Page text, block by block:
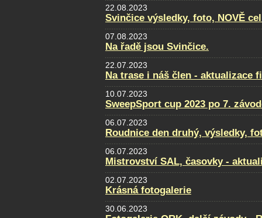
22.08.2023
Svinčice výsledky, foto, NOVĚ
07.08.2023
Na řadě jsou Svinčice.
22.07.2023
Na trase i náš člen - aktualizace
10.07.2023
SweepSport cup 2023 po 7.
06.07.2023
Roudnice den druhý, výsledky,
06.07.2023
Mistrovství SAL, časovky -
02.07.2023
Krásná fotogalerie
30.06.2023